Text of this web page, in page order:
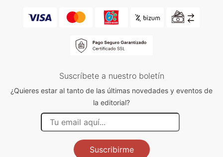
Suscríbete a nuestro boletín
¿Quieres estar al tanto de las últimas novedades y eventos de
la editorial?
Suscribirme